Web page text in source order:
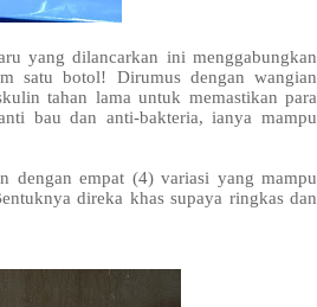
yang dilancarkan ini menggabungkan
satu botol! Dirumus dengan wangian
tahan lama untuk memastikan para
bau dan anti-bakteria, ianya mampu
dengan empat (4) variasi yang mampu
direka khas supaya ringkas dan